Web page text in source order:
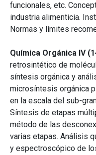
funcionales, etc.
industria alimenticia.
Normas y límites
Química Orgánica IV
retrosintético de
síntesis orgánica y
microsíntesis orgánica
en la escala del sub-
Síntesis de etapas
método de las
varias etapas. Análisis
y espectroscópico de